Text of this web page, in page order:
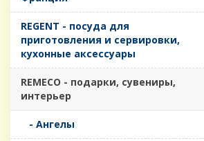
REGENT - посуда для
приготовления и сервировки,
кухонные аксессуары
REMECO - подарки, сувениры,
интерьер
- Ангелы